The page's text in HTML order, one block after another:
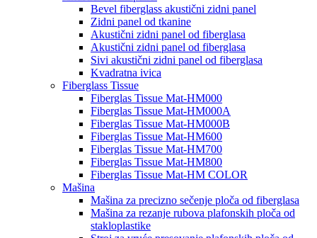
Bevel fiberglass akustični zidni panel
Zidni panel od tkanine
Akustični zidni panel od fiberglasa
Akustični zidni panel od fiberglasa
Sivi akustični zidni panel od fiberglasa
Kvadratna ivica
Fiberglass Tissue
Fiberglas Tissue Mat-HM000
Fiberglas Tissue Mat-HM000A
Fiberglas Tissue Mat-HM000B
Fiberglas Tissue Mat-HM600
Fiberglas Tissue Mat-HM700
Fiberglas Tissue Mat-HM800
Fiberglas Tissue Mat-HM COLOR
Mašina
Mašina za precizno sečenje ploča od fiberglasa
Mašina za rezanje rubova plafonskih ploča od
stakloplastike